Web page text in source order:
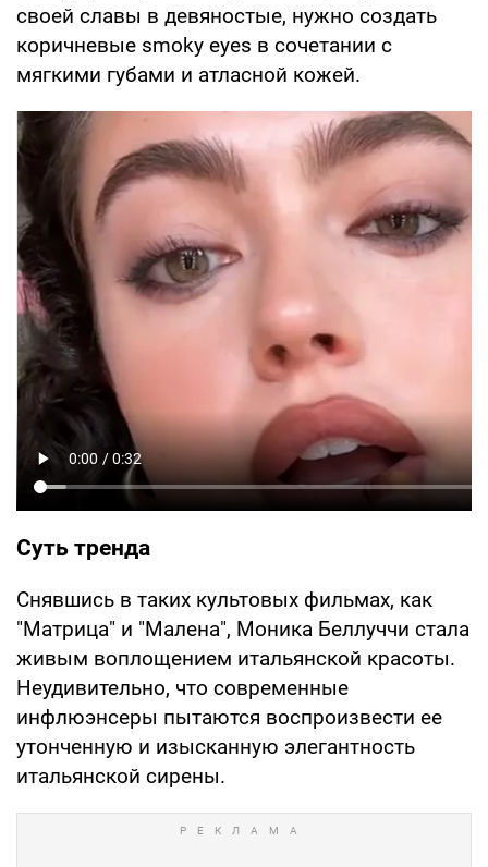
своей славы в девяностые, нужно создать
коричневые smoky eyes в сочетании с
мягкими губами и атласной кожей.
Суть тренда
Снявшись в таких культовых фильмах, как
"Матрица" и "Малена", Моника Беллуччи стала
живым воплощением итальянской красоты.
Неудивительно, что современные
инфлюэнсеры пытаются воспроизвести ее
утонченную и изысканную элегантность
итальянской сирены.